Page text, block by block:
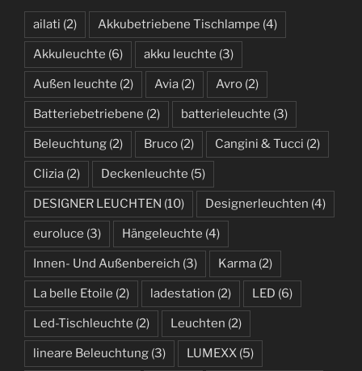
v
ailati (2) Akkubetriebene Tischlampe (4)
Akkuleuchte (6) akku leuchte (3)
Außen leuchte (2) Avia (2) Avro (2)
Batteriebetriebene (2) batterieleuchte (3)
Beleuchtung (2) Bruco (2) Cangini & Tucci (2)
Clizia (2) Deckenleuchte (5)
DESIGNER LEUCHTEN (10) Designerleuchten (4)
euroluce (3) Hängeleuchte (4)
Innen- Und Außenbereich (3) Karma (2)
La belle Etoile (2) ladestation (2) LED (6)
Led-Tischleuchte (2) Leuchten (2)
lineare Beleuchtung (3) LUMEXX (5)